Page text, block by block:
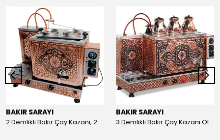
BAKIR SARAYI
2 Demlikli Bakır Çay Kazanı, 25 Litre
BAKIR SARAYI
3 Demlikli Bakır Çay Kazanı Otomatik, 30 Litre